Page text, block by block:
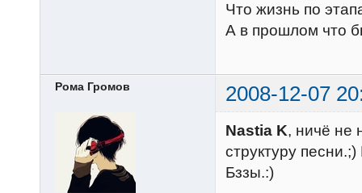
Что жизнь по
А в прошлом что
Рома Громов 2008-12-07
Nastia K, ничё не
структуру
Бззы.:)